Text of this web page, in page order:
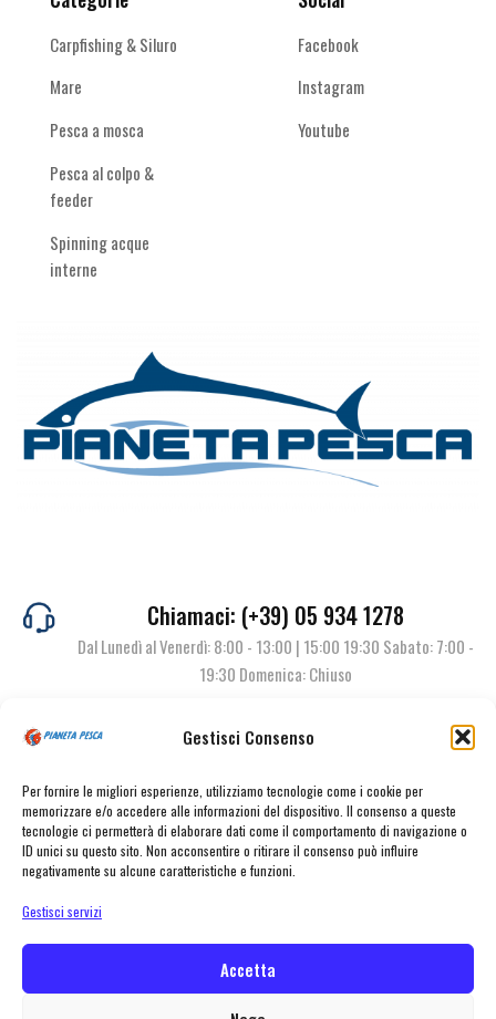
Gestisci Consenso
Per fornire le migliori esperienze, utilizziamo tecnologie come i cookie per
memorizzare e/o accedere alle informazioni del dispositivo. Il consenso a queste
tecnologie ci permetterà di elaborare dati come il comportamento di navigazione o
ID unici su questo sito. Non acconsentire o ritirare il consenso può influire
negativamente su alcune caratteristiche e funzioni.
Gestisci servizi
Accetta
Carpfishing & Siluro
Mare
Pesca a mosca
Pesca al colpo &
feeder
Spinning acque
interne
Facebook
Instagram
Youtube
Chiamaci: (+39) 05 934 1278
Dal Lunedì al Venerdì: 8:00 - 13:00 | 15:00 19:30 Sabato: 7:00 -
19:30 Domenica: Chiuso
© Pianeta Pesca Viale Marcello Finzi, 563 41122 Modena (MO) | P.I.
02141860367 | Tel. 059 341278 | info@pianetapesca.it